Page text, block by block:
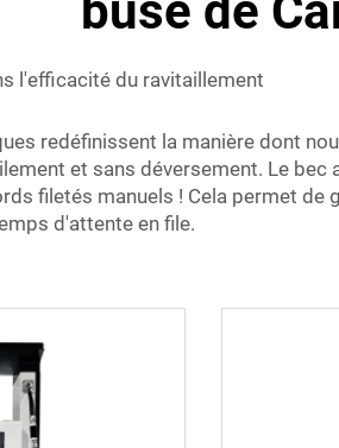
l'efficacité du ravitaillement
redéfinissent la manière dont
et sans déversement. Le
filetés manuels ! Cela permet
d'attente en file.